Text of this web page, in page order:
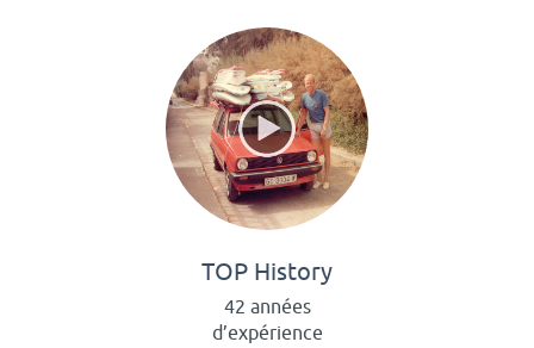
TOP History
42 années
d’expérience